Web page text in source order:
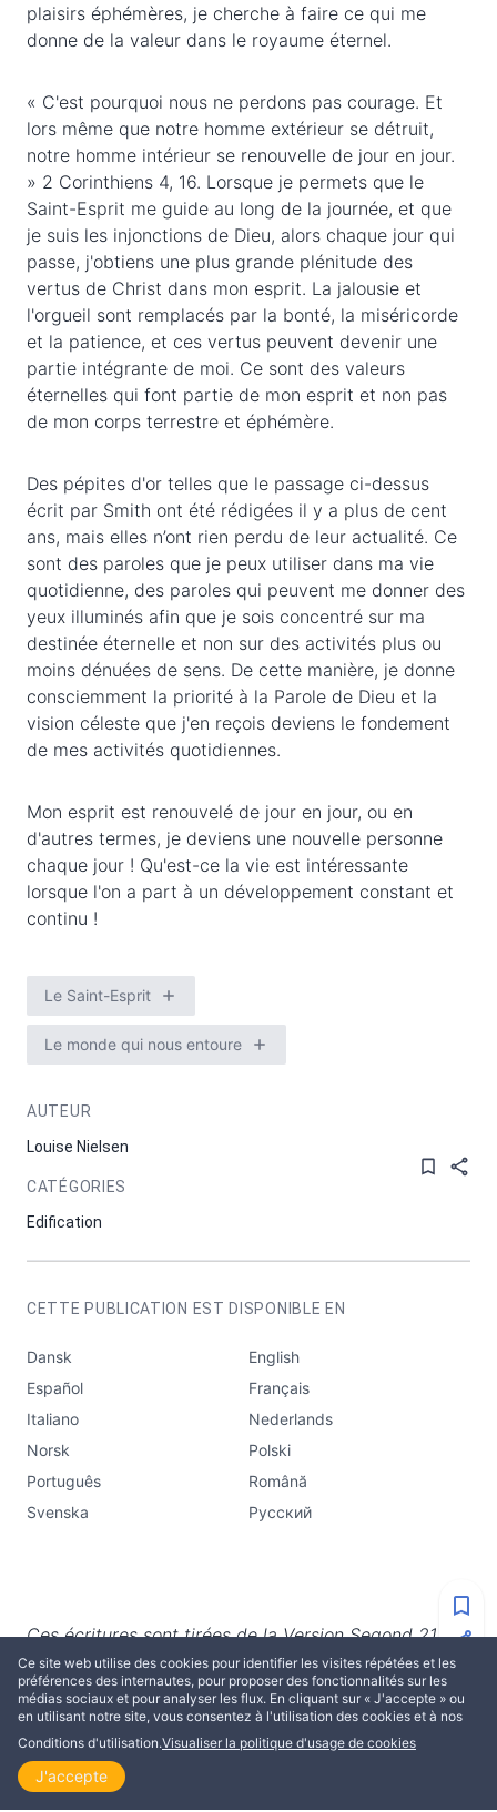
Ce site web utilise des cookies pour identifier les visites répétées et les
préférences des internautes, pour proposer des fonctionnalités sur les
médias sociaux et pour analyser les flux. En cliquant sur « J'accepte » ou
en utilisant notre site, vous consentez à l'utilisation des cookies et à nos
Conditions d'utilisation.Visualiser la politique d'usage de cookies
J'accepte
Accueil
plaisirs éphémères, je cherche à faire ce qui me
donne de la valeur dans le royaume éternel.
« C'est pourquoi nous ne perdons pas courage. Et
lors même que notre homme extérieur se détruit,
notre homme intérieur se renouvelle de jour en jour.
» 2 Corinthiens 4, 16. Lorsque je permets que le
Saint-Esprit me guide au long de la journée, et que
je suis les injonctions de Dieu, alors chaque jour qui
passe, j'obtiens une plus grande plénitude des
vertus de Christ dans mon esprit. La jalousie et
l'orgueil sont remplacés par la bonté, la miséricorde
et la patience, et ces vertus peuvent devenir une
partie intégrante de moi. Ce sont des valeurs
éternelles qui font partie de mon esprit et non pas
de mon corps terrestre et éphémère.
Des pépites d'or telles que le passage ci-dessus
écrit par Smith ont été rédigées il y a plus de cent
ans, mais elles n’ont rien perdu de leur actualité. Ce
sont des paroles que je peux utiliser dans ma vie
quotidienne, des paroles qui peuvent me donner des
yeux illuminés afin que je sois concentré sur ma
destinée éternelle et non sur des activités plus ou
moins dénuées de sens. De cette manière, je donne
consciemment la priorité à la Parole de Dieu et la
vision céleste que j'en reçois deviens le fondement
de mes activités quotidiennes.
Mon esprit est renouvelé de jour en jour, ou en
d'autres termes, je deviens une nouvelle personne
chaque jour ! Qu'est-ce la vie est intéressante
lorsque l'on a part à un développement constant et
continu !
Le Saint-Esprit
Le monde qui nous entoure
AUTEUR
Louise Nielsen
CATÉGORIES
Edification
CETTE PUBLICATION EST DISPONIBLE EN
Dansk
English
Español
Français
Italiano
Nederlands
Norsk
Polski
Português
Română
Svenska
Русский
Ces écritures sont tirées de la Version Segond 21,
Copyright© 2007 Société Biblique de Genève.
Utilisée avec autorisation. Tous droits réservés.